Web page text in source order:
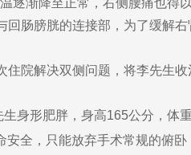
逐渐降至正常，右侧腰痛也得
回肠膀胱的连接部，为了缓解右
院解决双侧问题，将李先生收
身形肥胖，身高165公分，体
安全，只能放弃手术常规的俯卧